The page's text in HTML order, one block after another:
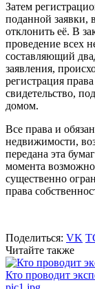
Затем
поданной заявки,
отклонить её. В
проведение всех
составляющий
заявления,
регистрация
свидетельство,
домом.
Все права и
недвижимости,
передана эта
момента
существенно
права
Поделиться: VK
Читайте также
Кто проводит